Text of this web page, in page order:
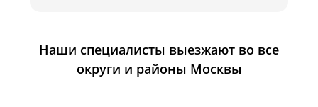
Наши специалисты выезжают во все
округи и районы Москвы